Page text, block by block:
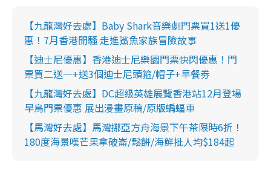
【九龍灣好去處】Baby Shark音樂劇門票買1送1優
惠！7月香港開騷 走進鯊魚家族冒險故事
【迪士尼優惠】香港迪士尼樂園門票快閃優惠！門
票買二送一+送3個迪士尼頭箍/帽子+早餐劵
【九龍灣好去處】DC超級英雄展覽香港站12月登場
早鳥門票優惠 展出漫畫原稿/原版蝙蝠車
【馬灣好去處】馬灣挪亞方舟海景下午茶限時6折！
180度海景嘆芒果拿破崙/鬆餅/海鮮批人均$184起